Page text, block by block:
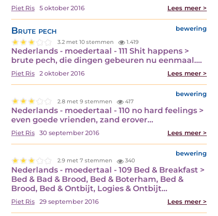
Piet Ris 5 oktober 2016 Lees meer >
Brute pech bewering
3.2 met 10 stemmen 1.419
Nederlands - moedertaal - 111 Shit happens >
brute pech, die dingen gebeuren nu eenmaal.…
Piet Ris 2 oktober 2016 Lees meer >
bewering
2.8 met 9 stemmen 417
Nederlands - moedertaal - 110 no hard feelings >
even goede vrienden, zand erover…
Piet Ris 30 september 2016 Lees meer >
bewering
2.9 met 7 stemmen 340
Nederlands - moedertaal - 109 Bed & Breakfast >
Bed & Bad & Brood, Bed & Boterham, Bed &
Brood, Bed & Ontbijt, Logies & Ontbijt…
Piet Ris 29 september 2016 Lees meer >